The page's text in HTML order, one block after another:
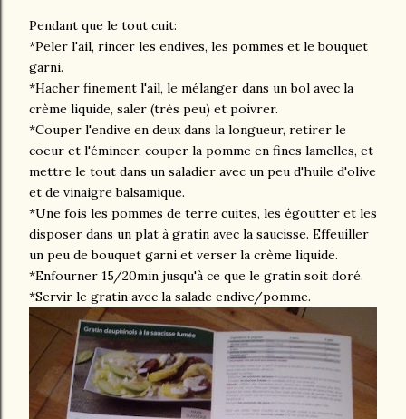
Pendant que le tout cuit:
*Peler l'ail, rincer les endives, les pommes et le bouquet
garni.
*Hacher finement l'ail, le mélanger dans un bol avec la
crème liquide, saler (très peu) et poivrer.
*Couper l'endive en deux dans la longueur, retirer le
coeur et l'émincer, couper la pomme en fines lamelles, et
mettre le tout dans un saladier avec un peu d'huile d'olive
et de vinaigre balsamique.
*Une fois les pommes de terre cuites, les égoutter et les
disposer dans un plat à gratin avec la saucisse. Effeuiller
un peu de bouquet garni et verser la crème liquide.
*Enfourner 15/20min jusqu'à ce que le gratin soit doré.
*Servir le gratin avec la salade endive/pomme.